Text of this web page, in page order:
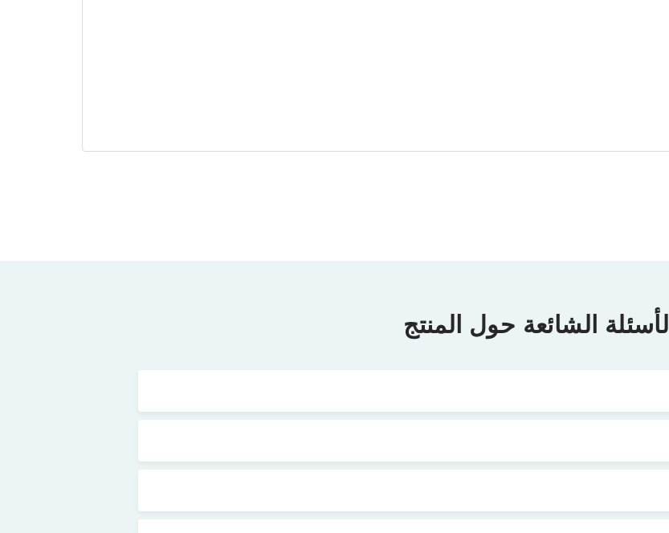
الأسئلة الشائعة حول المنتج